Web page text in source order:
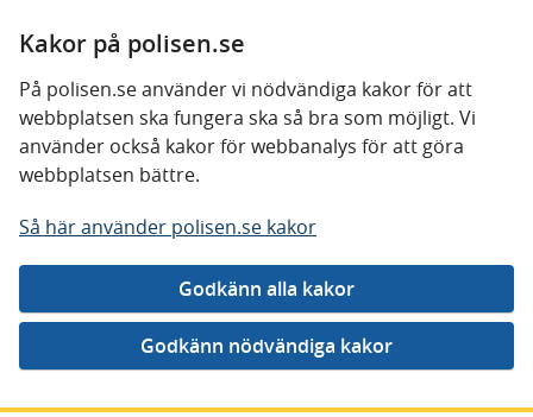
Kakor på polisen.se
På polisen.se använder vi nödvändiga kakor för att
webbplatsen ska fungera ska så bra som möjligt. Vi
använder också kakor för webbanalys för att göra
webbplatsen bättre.
Så här använder polisen.se kakor